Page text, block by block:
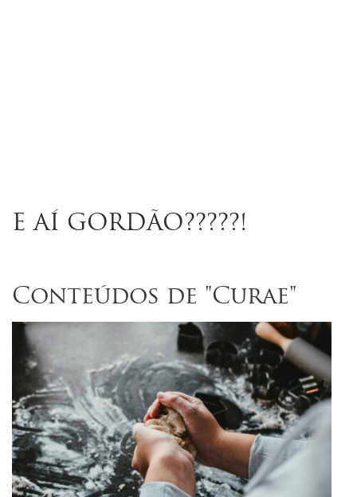
E AÍ GORDÃO?????!
Conteúdos de "Curae"